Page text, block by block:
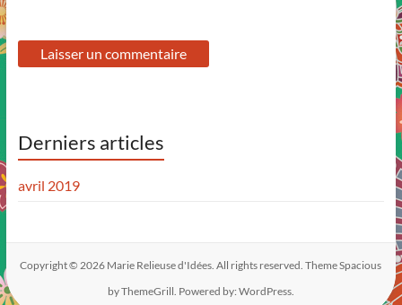
Derniers articles
avril 2019
Copyright © 2026 Marie Relieuse d'Idées. All rights reserved. ThemeSpacious
by ThemeGrill. Powered by: WordPress.